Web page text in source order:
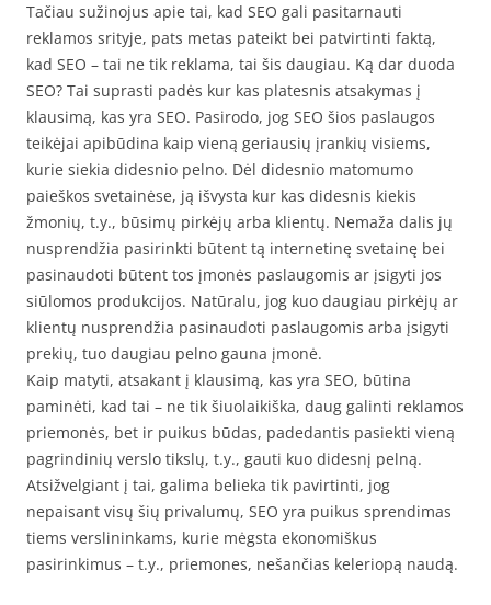
Tačiau sužinojus apie tai, kad SEO gali pasitarnauti
reklamos srityje, pats metas pateikt bei patvirtinti faktą,
kad SEO – tai ne tik reklama, tai šis daugiau. Ką dar duoda
SEO? Tai suprasti padės kur kas platesnis atsakymas į
klausimą, kas yra SEO. Pasirodo, jog SEO šios paslaugos
teikėjai apibūdina kaip vieną geriausių įrankių visiems,
kurie siekia didesnio pelno. Dėl didesnio matomumo
paieškos svetainėse, ją išvysta kur kas didesnis kiekis
žmonių, t.y., būsimų pirkėjų arba klientų. Nemaža dalis jų
nusprendžia pasirinkti būtent tą internetinę svetainę bei
pasinaudoti būtent tos įmonės paslaugomis ar įsigyti jos
siūlomos produkcijos. Natūralu, jog kuo daugiau pirkėjų ar
klientų nusprendžia pasinaudoti paslaugomis arba įsigyti
prekių, tuo daugiau pelno gauna įmonė.
Kaip matyti, atsakant į klausimą, kas yra SEO, būtina
paminėti, kad tai – ne tik šiuolaikiška, daug galinti reklamos
priemonės, bet ir puikus būdas, padedantis pasiekti vieną
pagrindinių verslo tikslų, t.y., gauti kuo didesnį pelną.
Atsižvelgiant į tai, galima belieka tik pavirtinti, jog
nepaisant visų šių privalumų, SEO yra puikus sprendimas
tiems verslininkams, kurie mėgsta ekonomiškus
pasirinkimus – t.y., priemones, nešančias keleriopą naudą.